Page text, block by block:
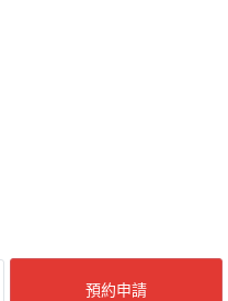
預約申請